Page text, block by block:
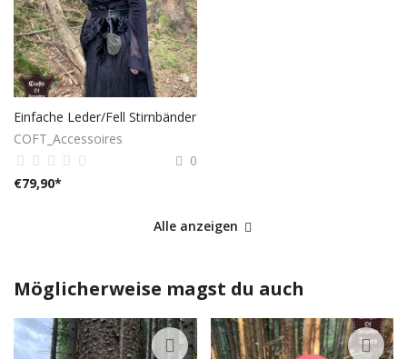
Einfache Leder/Fell Stirnbänder
COFT_Accessoires
0
€79,90*
Alle anzeigen
Möglicherweise magst du auch